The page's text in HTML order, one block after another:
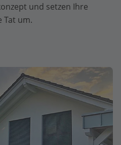
und setzen Ihre
Tat um.